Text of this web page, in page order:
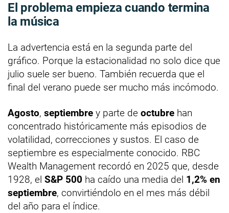
El problema empieza cuando termina
la música
La advertencia está en la segunda parte del
gráfico. Porque la estacionalidad no solo dice que
julio suele ser bueno. También recuerda que el
final del verano puede ser mucho más incómodo.
Agosto, septiembre y parte de octubre han
concentrado históricamente más episodios de
volatilidad, correcciones y sustos. El caso de
septiembre es especialmente conocido. RBC
Wealth Management recordó en 2025 que, desde
1928, el S&P 500 ha caído una media del 1,2% en
septiembre, convirtiéndolo en el mes más débil
del año para el índice.